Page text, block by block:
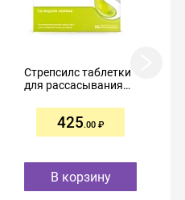
Стрепсилс таблетки
для рассасывания
сахара
425.00
В корзину